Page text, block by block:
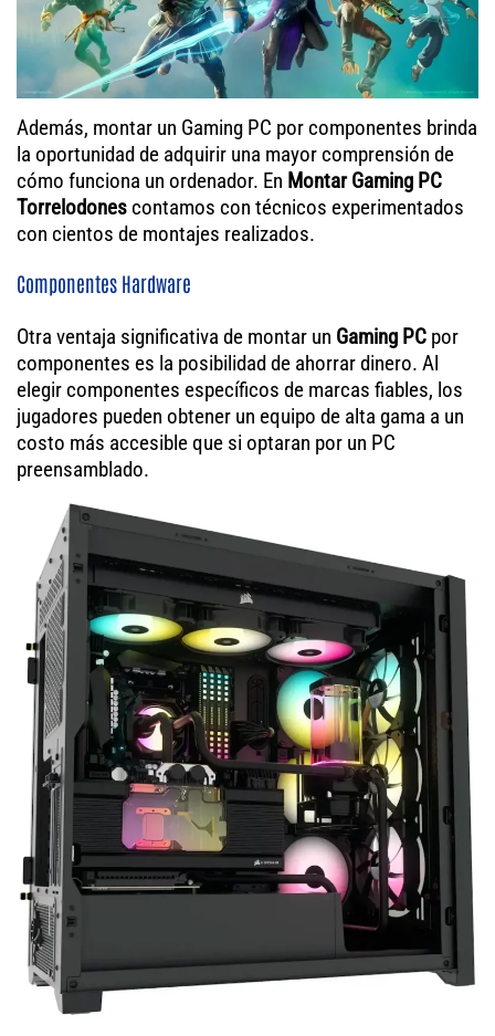
Además, montar un Gaming PC por componentes brinda
la oportunidad de adquirir una mayor comprensión de
cómo funciona un ordenador. En Montar Gaming PC
Torrelodones contamos con técnicos experimentados
con cientos de montajes realizados.
Componentes Hardware
Otra ventaja significativa de montar un Gaming PC por
componentes es la posibilidad de ahorrar dinero. Al
elegir componentes específicos de marcas fiables, los
jugadores pueden obtener un equipo de alta gama a un
costo más accesible que si optaran por un PC
preensamblado.